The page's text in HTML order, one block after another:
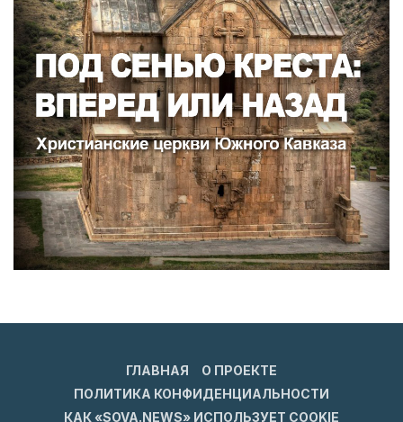
ГЛАВНАЯ
О ПРОЕКТЕ
ПОЛИТИКА КОНФИДЕНЦИАЛЬНОСТИ
КАК «SOVA.NEWS» ИСПОЛЬЗУЕТ COOKIE